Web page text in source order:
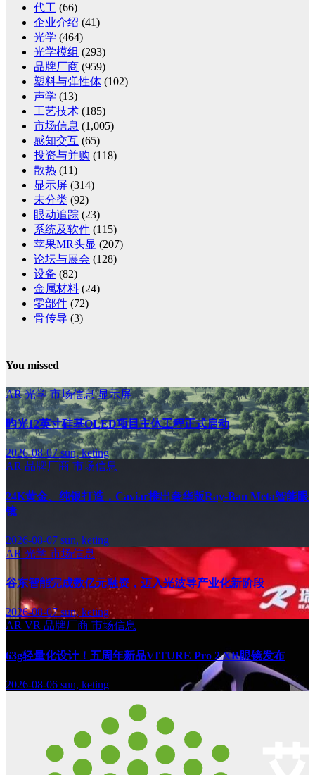
代工 (66)
企业介绍 (41)
光学 (464)
光学模组 (293)
品牌厂商 (959)
塑料与弹性体 (102)
声学 (13)
工艺技术 (185)
市场信息 (1,005)
感知交互 (65)
投资与并购 (118)
散热 (11)
显示屏 (314)
未分类 (92)
眼动追踪 (23)
系统及软件 (115)
苹果MR头显 (207)
论坛与展会 (128)
设备 (82)
金属材料 (24)
零部件 (72)
骨传导 (3)
You missed
AR光学市场信息显示屏
昀光12英寸硅基OLED项目主体工程正式启动
2026-08-07sun, keting
AR 品牌厂商 市场信息
24K黄金、纯银打造，Caviar推出奢华版Ray-Ban Meta智能眼
镜
2026-08-07 sun, keting
AR 光学 市场信息
谷东智能完成数亿元融资，迈入光波导产业化新阶段
2026-08-07sun, keting
AR VR 品牌厂商 市场信息
63g轻量化设计！五周年新品VITURE Pro 2 XR眼镜发布
2026-08-06 sun, keting